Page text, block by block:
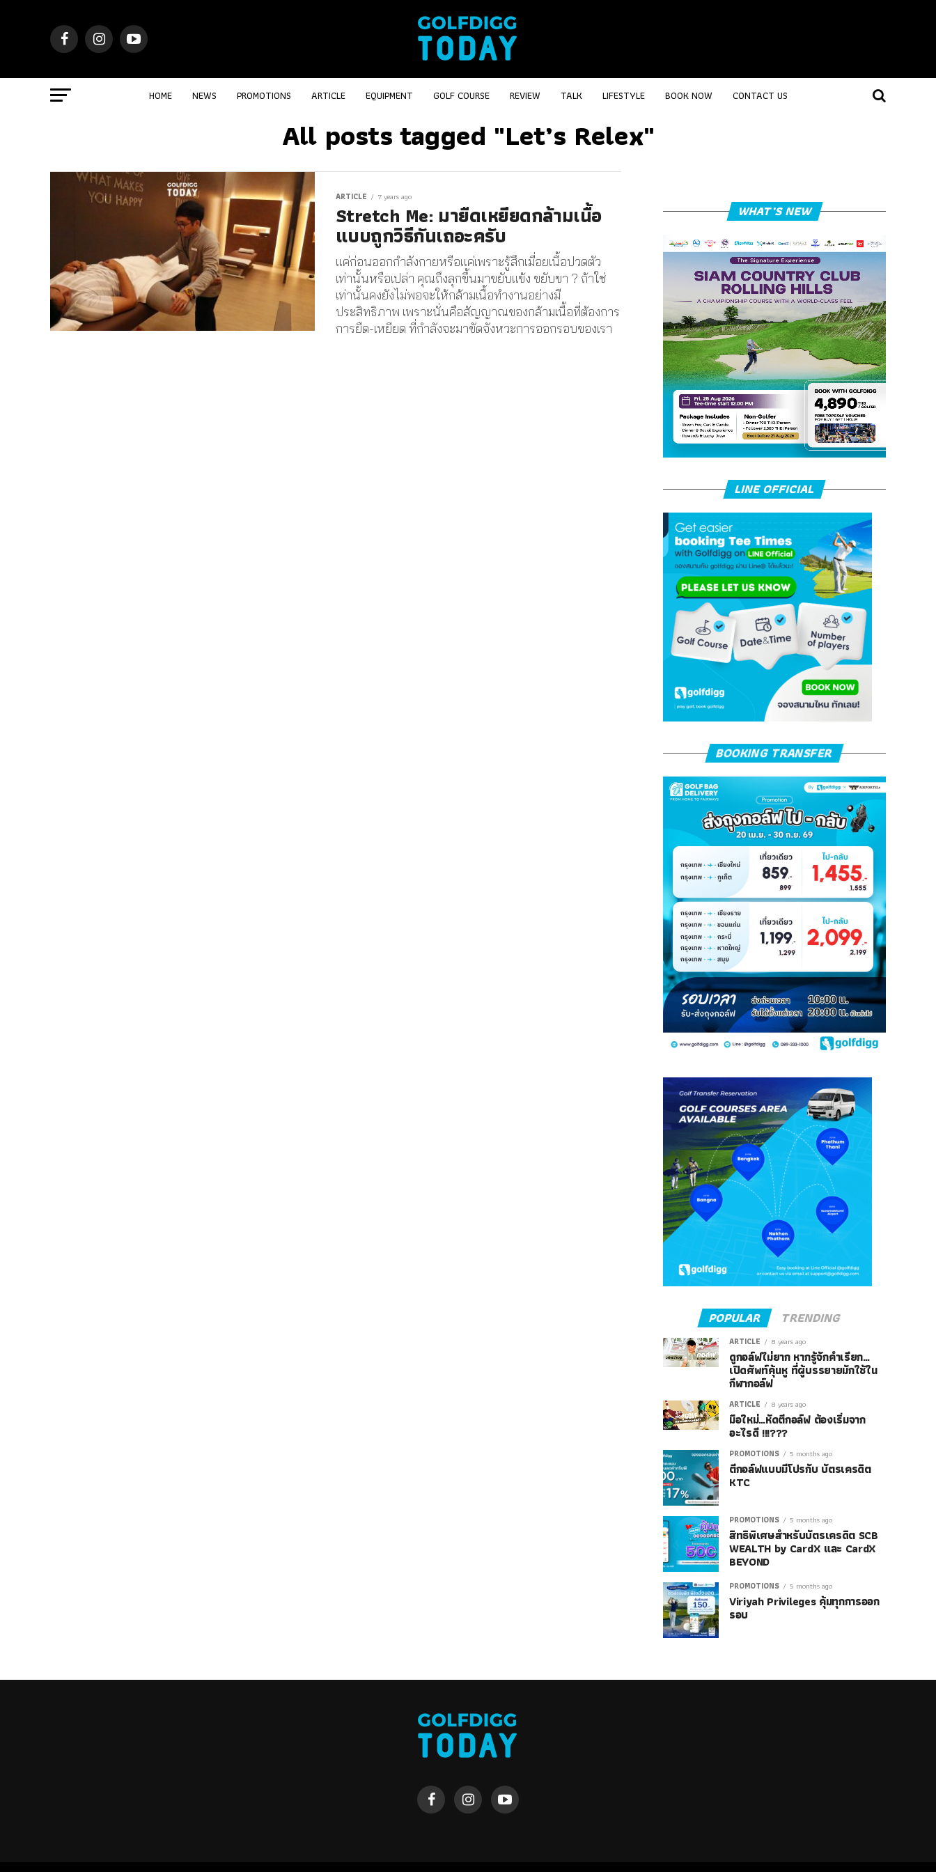
HOME NEWS PROMOTIONS ARTICLE EQUIPMENT GOLF COURSE REVIEW TALK LIFESTYLE BOOK NOW CONTACT US
All posts tagged "Let’s Relex"
ARTICLE 7 years ago
Stretch Me : มายืดเหยียดกล้ามเนื้อ
แบบถูกวิธีกันเถอะครับ
แค่ก่อนออกกำลังกายหรือแค่เพราะรู้สึกเมื่อยเนื้อปวดตัว
เท่านั้นหรือเปล่า คุณถึงลุกขึ้นมาขยับแข้ง ขยับขา ? ถ้าใช่
เท่านั้นคงยังไม่พอจะให้กล้ามเนื้อทำงานอย่างมี
ประสิทธิภาพ เพราะนั่นคือสัญญาณของกล้ามเนื้อที่ต้องการ
การยืด-เหยียด ที่กำลังจะมาขัดจังหวะการออกรอบของเรา
WHAT’S NEW
LINE OFFICIAL
BOOKING TRANSFER
POPULAR TRENDING
ARTICLE 8 years ago
ดูกอล์ฟไม่ยาก หากรู้จักคำเรียก…
เปิดศัพท์คุ้นหู ที่ผู้บรรยายมักใช้ใน
กีฬากอล์ฟ
ARTICLE 8 years ago
มือใหม่…หัดตีกอล์ฟ ต้องเริ่มจาก
อะไรดี !!!???
PROMOTIONS 5 months ago
ตีกอล์ฟแบบมีโปรกับ บัตรเครดิต
KTC
PROMOTIONS 5 months ago
สิทธิพิเศษสำหรับบัตรเครดิต SCB
WEALTH by CardX และ CardX
BEYOND
PROMOTIONS 5 months ago
Viriyah Privileges คุ้มทุกการออก
รอบ